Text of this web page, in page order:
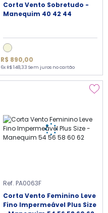
Corta Vento Sobretudo -
Manequim 40 42 44
R$ 890,00
6x R$ 148,33 Sem juros no cartão
Ref. PA0063F
Corta Vento Feminino Leve
Fino Impermeável Plus Size